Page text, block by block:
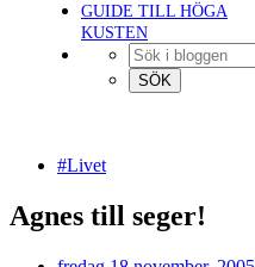
GUIDE TILL HÖGA
KUSTEN
#Livet
Agnes till seger!